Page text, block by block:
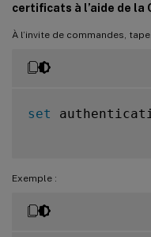
certificats à l’aide de la
À l’invite de commandes,
set
Exemple :